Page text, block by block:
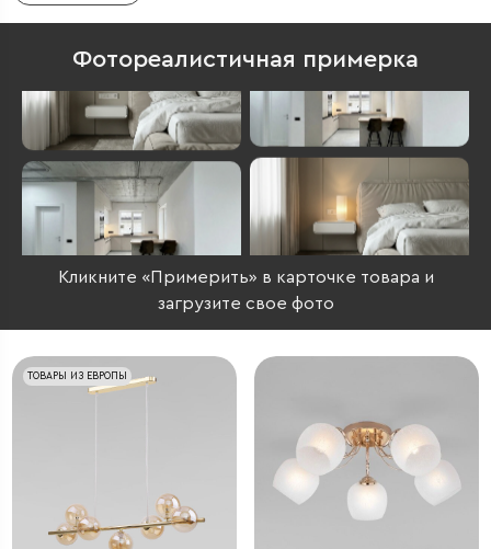
Фотореалистичная примерка
Кликните «Примерить» в карточке товара и
загрузите свое фото
ТОВАРЫ ИЗ ЕВРОПЫ